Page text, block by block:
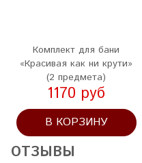
Комплект для бани
«Красивая как ни крути»
(2 предмета)
1170 руб
В КОРЗИНУ
ОТЗЫВЫ